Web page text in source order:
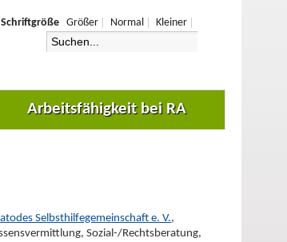
Arbeitsfähigkeit bei RA
Schriftgröße Größer Normal Kleiner
Selbsthilfegemeinschaft e. V.,
Sozial-/Rechtsberatung,